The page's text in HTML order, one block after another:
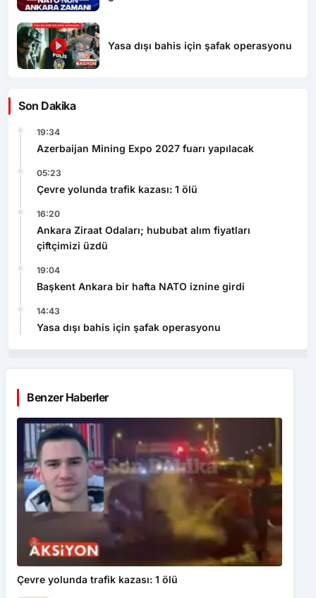
Yasa dışı bahis için şafak operasyonu
Son Dakika
19:34
Azerbaijan Mining Expo 2027 fuarı yapılacak
05:23
Çevre yolunda trafik kazası: 1 ölü
16:20
Ankara Ziraat Odaları; hububat alım fiyatları
çiftçimizi üzdü
19:04
Başkent Ankara bir hafta NATO iznine girdi
14:43
Yasa dışı bahis için şafak operasyonu
Benzer Haberler
Çevre yolunda trafik kazası: 1 ölü